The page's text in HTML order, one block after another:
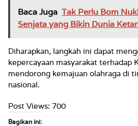
Baca Juga Tak Perlu Bom
Senjata yang Bikin Dunia
Diharapkan, langkah ini dapat
kepercayaan masyarakat terhadap
mendorong kemajuan olahraga di
nasional.
Post Views: 700
Bagikan ini: